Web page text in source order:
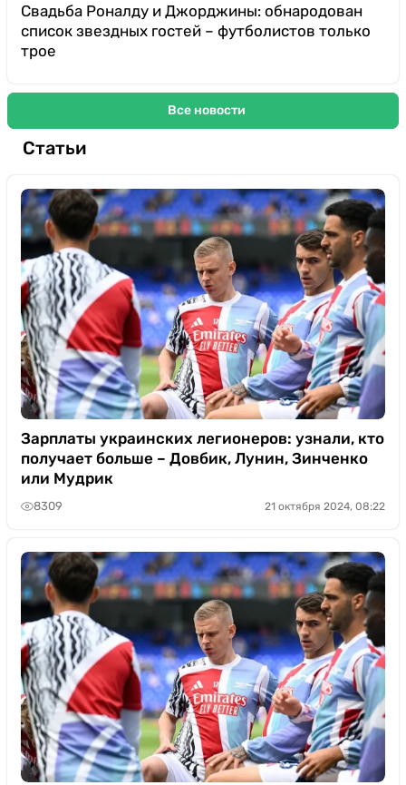
Свадьба Роналду и Джорджины: обнародован
список звездных гостей – футболистов только
трое
Все новости
Статьи
Зарплаты украинских легионеров: узнали, кто
получает больше – Довбик, Лунин, Зинченко
или Мудрик
8309 21 октября 2024, 08:22